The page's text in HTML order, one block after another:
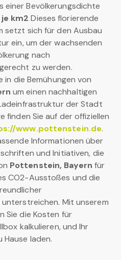
einer Bevölkerungsdichte
km2 Dieses florierende
setzt sich für den Ausbau
ein, um der wachsenden
nach
zu werden.
in die Bemühungen von
um einen nachhaltigen
der Stadt
finden Sie auf der offiziellen
www.pottenstein.de.
Informationen über
und Initiativen, die
Pottenstein, Bayern für
CO2-Ausstoßes und die
Mit unserem
Sie die Kosten für
kalkulieren, und Ihr
laden.